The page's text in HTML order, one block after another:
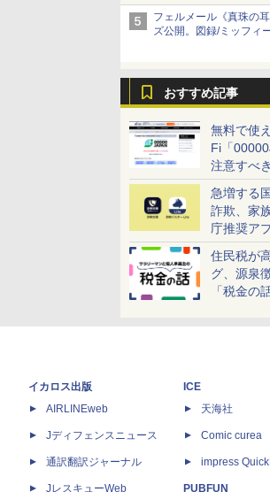
ねっと限定
フェルメール《真珠の
ズ公開。図録/ミッフィ
おすすめ記事
無料で使
Fi「
注意すべ
急増する
詐欺、家
庁推奨ア
しよう！
住民税が
グ、源泉
「税金の
イカロス出版
AIRLINEweb
Jディフェンスニュース
通訳翻訳ジャーナル
JレスキューWeb
ICE
天海社
Comic curea
impress
PUBFUN